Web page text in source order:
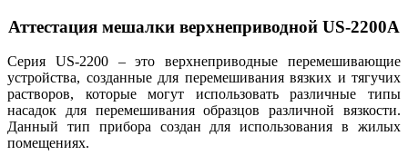
Аттестация мешалки верхнеприводной US-2200A
Серия US-2200 – это верхнеприводные перемешивающие
устройства, созданные для перемешивания вязких и тягучих
растворов, которые могут использовать различные типы
насадок для перемешивания образцов различной вязкости.
Данный тип прибора создан для использования в жилых
помещениях.